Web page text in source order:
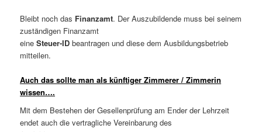
Bleibt noch das Finanzamt. Der Auszubildende muss bei seinem
zuständigen Finanzamt
eineSteuer-ID beantragen und diese dem Ausbildungsbetrieb
mitteilen.
Auch das sollte man als künftiger Zimmerer / Zimmerin
wissen….
Mit dem Bestehen der Gesellenprüfung am Ender der Lehrzeit
endet auch die vertragliche Vereinbarung des